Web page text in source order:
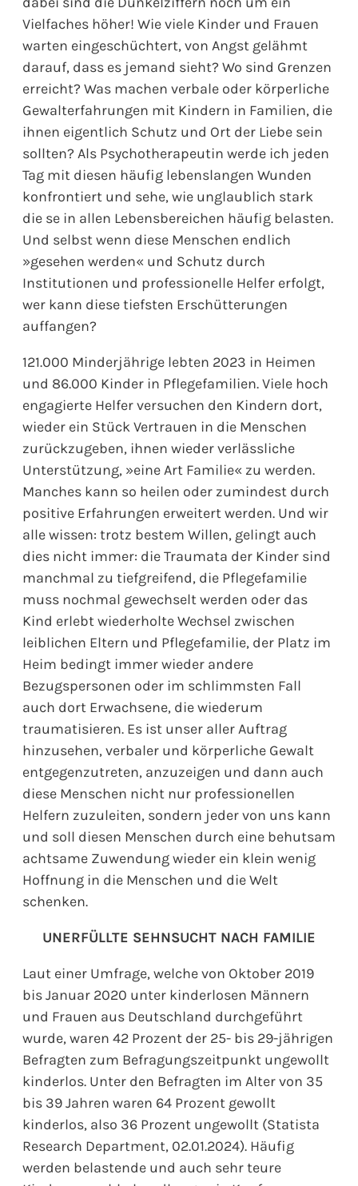
Vielfaches höher! Wie viele Kinder und Frauen
warten eingeschüchtert, von Angst gelähmt
darauf, dass es jemand sieht? Wo sind Grenzen
erreicht? Was machen verbale oder körperliche
Gewalterfahrungen mit Kindern in Familien, die
ihnen eigentlich Schutz und Ort der Liebe sein
sollten? Als Psychotherapeutin werde ich jeden
Tag mit diesen häufig lebenslangen Wunden
konfrontiert und sehe, wie unglaublich stark
die se in allen Lebensbereichen häufig belasten.
Und selbst wenn diese Menschen endlich
»gesehen werden« und Schutz durch
Institutionen und professionelle Helfer erfolgt,
wer kann diese tiefsten Erschütterungen
auffangen?
121.000 Minderjährige lebten 2023 in Heimen
und 86.000 Kinder in Pflegefamilien. Viele hoch
engagierte Helfer versuchen den Kindern dort,
wieder ein Stück Vertrauen in die Menschen
zurückzugeben, ihnen wieder verlässliche
Unterstützung, »eine Art Familie« zu werden.
Manches kann so heilen oder zumindest durch
positive Erfahrungen erweitert werden. Und wir
alle wissen: trotz bestem Willen, gelingt auch
dies nicht immer: die Traumata der Kinder sind
manchmal zu tiefgreifend, die Pflegefamilie
muss nochmal gewechselt werden oder das
Kind erlebt wiederholte Wechsel zwischen
leiblichen Eltern und Pflegefamilie, der Platz im
Heim bedingt immer wieder andere
Bezugspersonen oder im schlimmsten Fall
auch dort Erwachsene, die wiederum
traumatisieren. Es ist unser aller Auftrag
hinzusehen, verbaler und körperliche Gewalt
entgegenzutreten, anzuzeigen und dann auch
diese Menschen nicht nur professionellen
Helfern zuzuleiten, sondern jeder von uns kann
und soll diesen Menschen durch eine behutsam
achtsame Zuwendung wieder ein klein wenig
Hoffnung in die Menschen und die Welt
schenken.
UNERFÜLLTE SEHNSUCHT NACH FAMILIE
Laut einer Umfrage, welche von Oktober 2019
bis Januar 2020 unter kinderlosen Männern
und Frauen aus Deutschland durchgeführt
wurde, waren 42 Prozent der 25- bis 29-jährigen
Befragten zum Befragungszeitpunkt ungewollt
kinderlos. Unter den Befragten im Alter von 35
bis 39 Jahren waren 64 Prozent gewollt
kinderlos, also 36 Prozent ungewollt (Statista
Research Department, 02.01.2024). Häufig
werden belastende und auch sehr teure